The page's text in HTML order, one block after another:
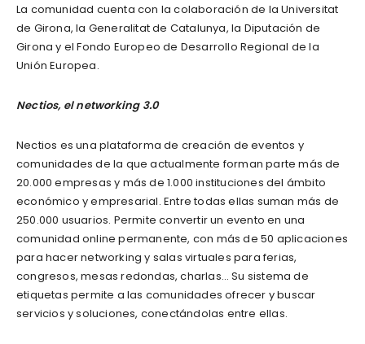
La comunidad cuenta con la colaboración de la Universitat
de Girona, la Generalitat de Catalunya, la Diputación de
Girona y el Fondo Europeo de Desarrollo Regional de la
Unión Europea.
Nectios, el networking 3.0
Nectios es una plataforma de creación de eventos y
comunidades de la que actualmente forman parte más de
20.000 empresas y más de 1.000 instituciones del ámbito
económico y empresarial. Entre todas ellas suman más de
250.000 usuarios. Permite convertir un evento en una
comunidad online permanente, con más de 50 aplicaciones
para hacer networking y salas virtuales para ferias,
congresos, mesas redondas, charlas… Su sistema de
etiquetas permite a las comunidades ofrecer y buscar
servicios y soluciones, conectándolas entre ellas.